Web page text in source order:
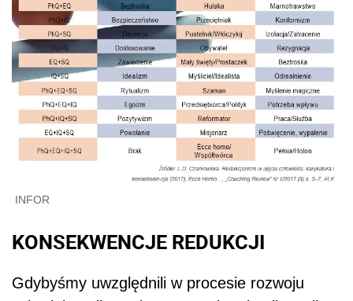
INFOR
KONSEKWENCJE REDUKCJI
Gdybyśmy uwzględnili w procesie rozwoju